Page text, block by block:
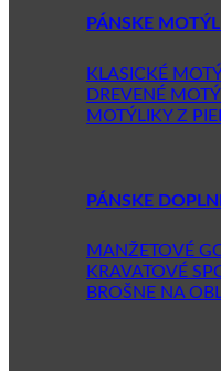
PÁNSKE
KLASICKÉ
DREVENÉ
MOTÝLIKY Z
PÁNSKE
MANŽETOVÉ
KRAVATOVÉ
BROŠNE NA